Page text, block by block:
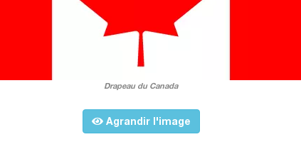
Drapeau du Canada
Agrandir l'image